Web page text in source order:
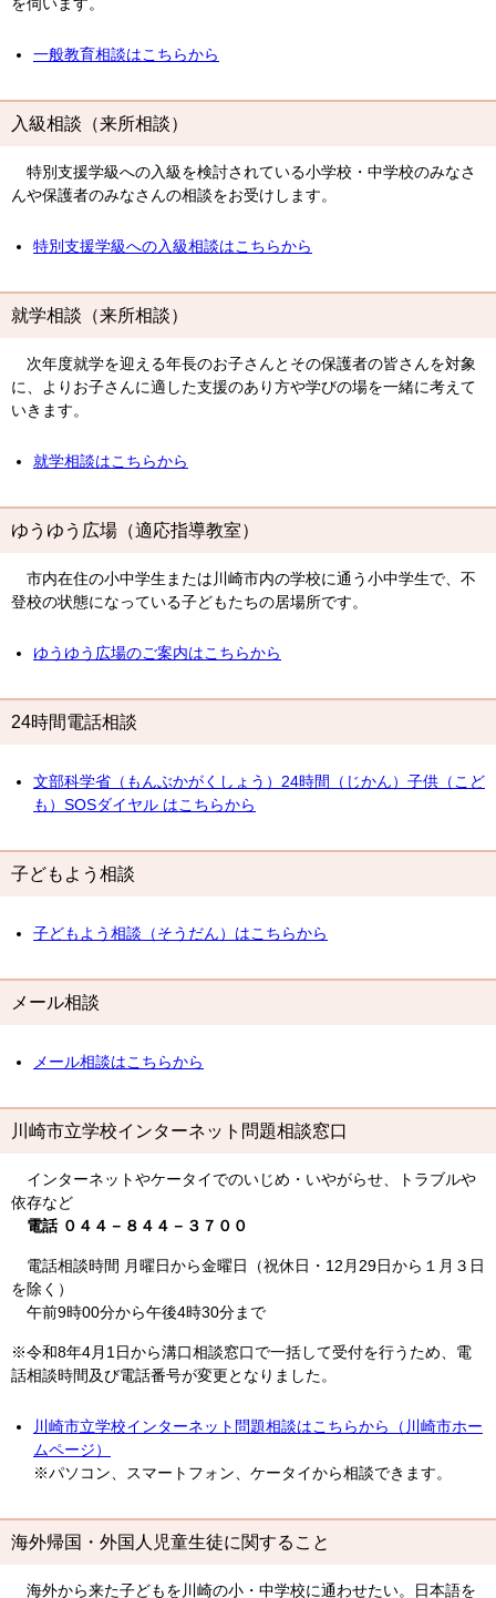
一般教育相談はこちらから
入級相談（来所相談）
特別支援学級への入級を検討されている小学校・中学校のみなさ
んや保護者のみなさんの相談をお受けします。
特別支援学級への入級相談はこちらから
就学相談（来所相談）
次年度就学を迎える年長のお子さんとその保護者の皆さんを対象
に、よりお子さんに適した支援のあり方や学びの場を一緒に考えて
いきます。
就学相談はこちらから
ゆうゆう広場（適応指導教室）
市内在住の小中学生または川崎市内の学校に通う小中学生で、不
登校の状態になっている子どもたちの居場所です。
ゆうゆう広場のご案内はこちらから
24時間電話相談
文部科学省（もんぶかがくしょう）24時間（じかん）子供（こど
も）SOSダイヤル はこちらから
子どもよう相談
子どもよう相談（そうだん）はこちらから
メール相談
メール相談はこちらから
川崎市立学校インターネット問題相談窓口
インターネットやケータイでのいじめ・いやがらせ、トラブルや
依存など
電話 ０４４－８４４－３７００
電話相談時間 月曜日から金曜日（祝休日・12月29日から１月３日
を除く）
午前9時00分から午後4時30分まで
※令和8年4月1日から溝口相談窓口で一括して受付を行うため、電
話相談時間及び電話番号が変更となりました。
川崎市立学校インターネット問題相談はこちらから（川崎市ホー
ムページ）
※パソコン、スマートフォン、ケータイから相談できます。
海外帰国・外国人児童生徒に関すること
海外から来た子どもを川崎の小・中学校に通わせたい。日本語を